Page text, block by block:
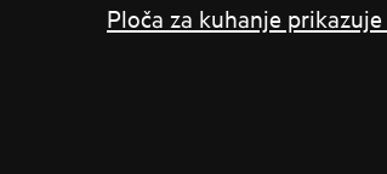
Ploča za kuhanje